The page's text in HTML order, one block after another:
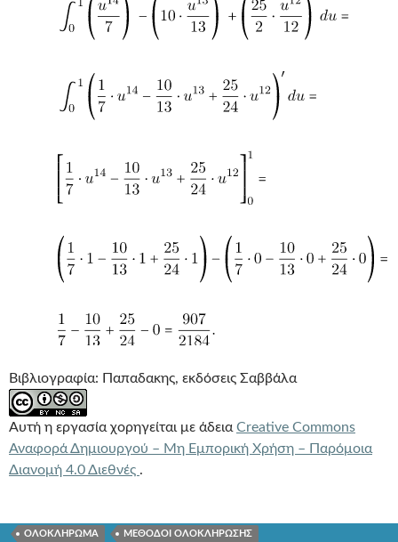
Βιβλιογραφία: Παπαδακης, εκδόσεις Σαββάλα
Αυτή η εργασία χορηγείται με άδεια Creative Commons
Αναφορά Δημιουργού – Μη Εμπορική Χρήση – Παρόμοια
Διανομή 4.0 Διεθνές .
ΟΛΟΚΛΗΡΩΜΑ ΜΕΘΟΔΟΙ ΟΛΟΚΛΗΡΩΣΗΣ